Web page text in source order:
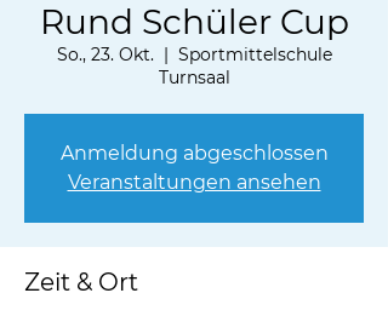
Rund Schüler Cup
So., 23. Okt.
  |
Sportmittelschule
Turnsaal
Anmeldung abgeschlossen
Veranstaltungen ansehen
Zeit & Ort